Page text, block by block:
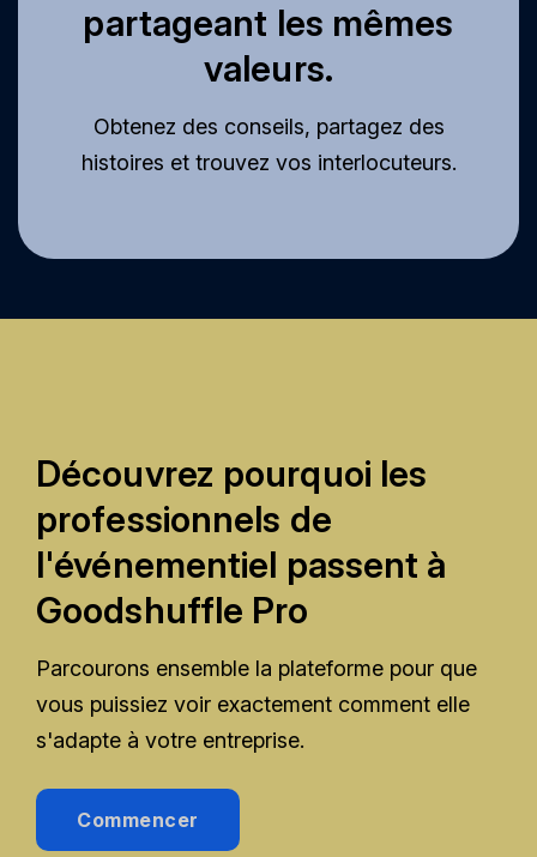
partageant les mêmes
valeurs.
Obtenez des conseils, partagez des
histoires et trouvez vos interlocuteurs.
Découvrez pourquoi les
professionnels de
l'événementiel passent à
Goodshuffle Pro
Parcourons ensemble la plateforme pour que
vous puissiez voir exactement comment elle
s'adapte à votre entreprise.
Commencer